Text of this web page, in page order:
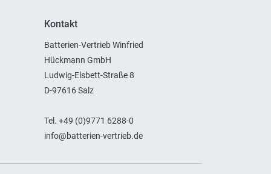
Kontakt
Batterien-Vertrieb Winfried
Hückmann GmbH
Ludwig-Elsbett-Straße 8
D-97616 Salz
Tel. +49 (0)9771 6288-0
info@batterien-vertrieb.de